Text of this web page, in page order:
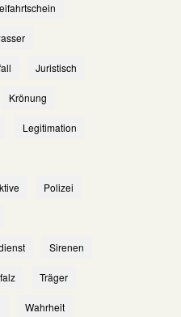
Juristisch
Krönung
Legitimation
Polizei
Sirenen
Träger
Wahrheit